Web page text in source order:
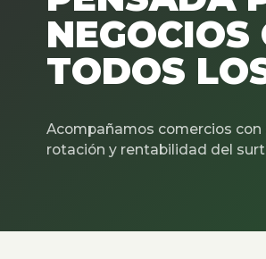
TODOS
Acompañamos comercios
rotación y rentabilidad del